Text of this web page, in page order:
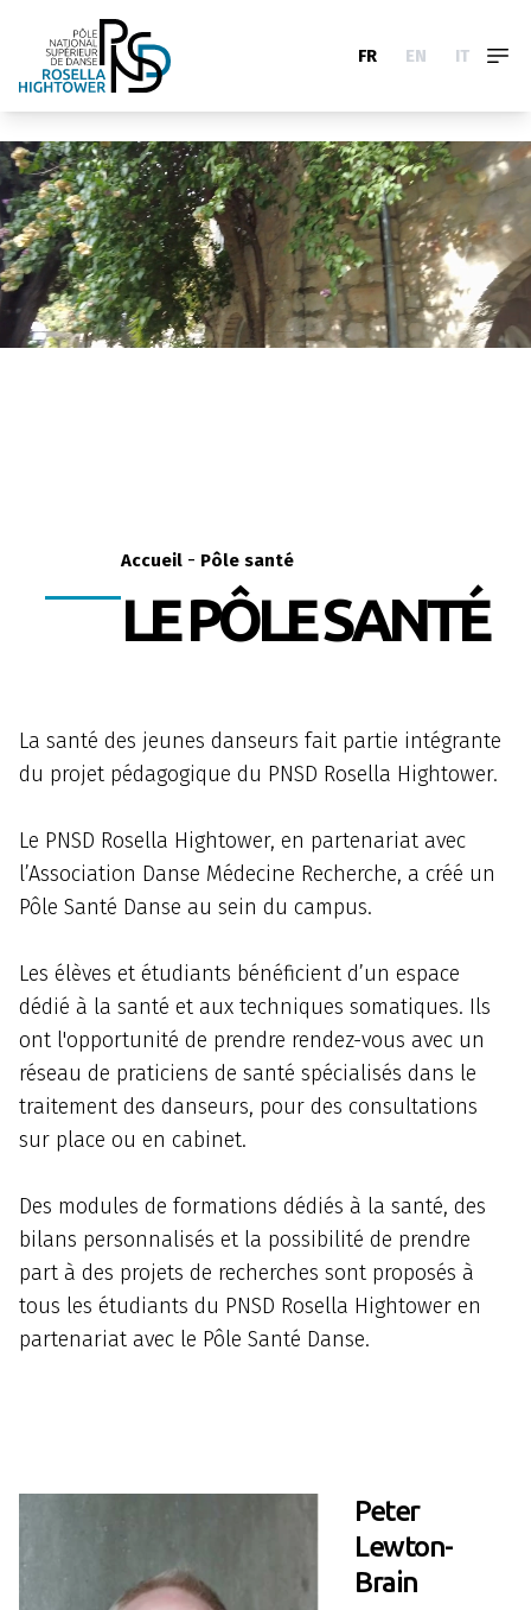
FR EN IT
Accueil- Pôle santé
LE PÔLE SANTÉ
La santé des jeunes danseurs fait partie intégrante
du projet pédagogique du PNSD Rosella Hightower.
Le PNSD Rosella Hightower, en partenariat avec
l’Association Danse Médecine Recherche, a créé un
Pôle Santé Danse au sein du campus.
Les élèves et étudiants bénéficient d’un espace
dédié à la santé et aux techniques somatiques. Ils
ont l'opportunité de prendre rendez-vous avec un
réseau de praticiens de santé spécialisés dans le
traitement des danseurs, pour des consultations
sur place ou en cabinet.
Des modules de formations dédiés à la santé, des
bilans personnalisés et la possibilité de prendre
part à des projets de recherches sont proposés à
tous les étudiants du PNSD Rosella Hightower en
partenariat avec le Pôle Santé Danse.
Peter
Lewton-
Brain